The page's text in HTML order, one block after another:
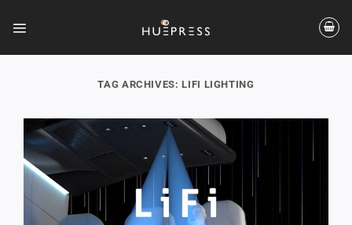
TAG ARCHIVES:LIFI LIGHTING